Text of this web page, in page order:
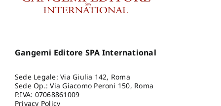
Gangemi Editore SPA International
Sede Legale: Via Giulia 142, Roma
Sede Op.: Via Giacomo Peroni 150, Roma
P.IVA: 07068861009
Privacy Policy